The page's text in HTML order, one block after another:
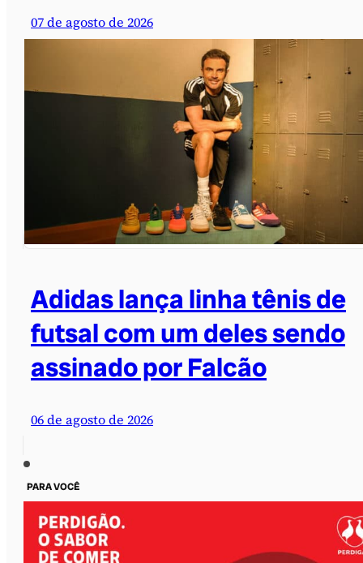
07 de agosto de 2026
Adidas lança linha tênis de
futsal com um deles sendo
assinado por Falcão
06 de agosto de 2026
PARA VOCÊ